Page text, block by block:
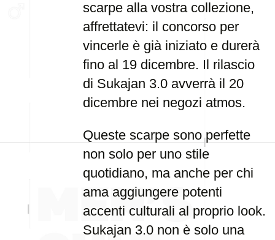
scarpe alla vostra collezione,
affrettatevi: il concorso per
vincerle è già iniziato e durerà
fino al 19 dicembre. Il rilascio
di Sukajan 3.0 avverrà il 20
dicembre nei negozi atmos.
Queste scarpe sono perfette
non solo per uno stile
quotidiano, ma anche per chi
ama aggiungere potenti
accenti culturali al proprio look.
Sukajan 3.0 non è solo una